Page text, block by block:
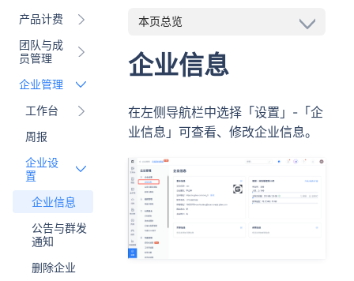
产品计费
团队与成
员管理
企业管理
工作台
周报
企业设
置
企业信息
公告与群发
通知
删除企业
本页总览
企业信息
在左侧导航栏中选择「设置」-「企
业信息」可查看、修改企业信息。